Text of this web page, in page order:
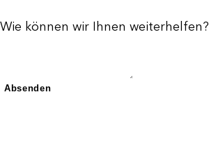
Wie können wir Ihnen weiterhelfen?
Absenden